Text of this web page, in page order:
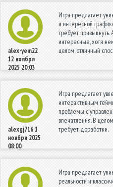
alex-yem22
12 ноября
2025 20:03
Игра предлагает
и интересной
требует привыкнуть.
интересные, хотя
целом, отличный
alexgj7161
ноября 2025
08:00
Игра предлагает
интерактивным
проблемы с
впечатления. В
требует доработки.
Игра предлагает
реальности и